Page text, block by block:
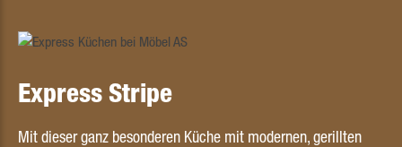
Express Stripe
Mit dieser ganz besonderen Küche mit modernen, gerillten